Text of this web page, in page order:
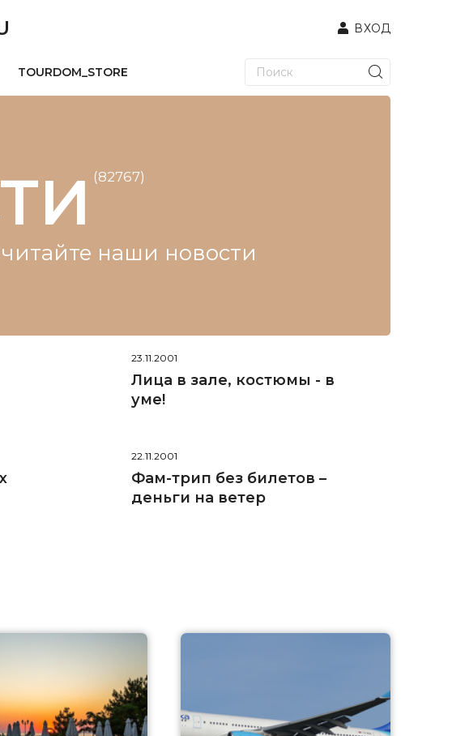
ВХОД
TOURDOM_STORE
(82767)
читайте наши новости
23.11.2001
Лица в зале, костюмы - в
уме!
22.11.2001
Фам-трип без билетов –
деньги на ветер